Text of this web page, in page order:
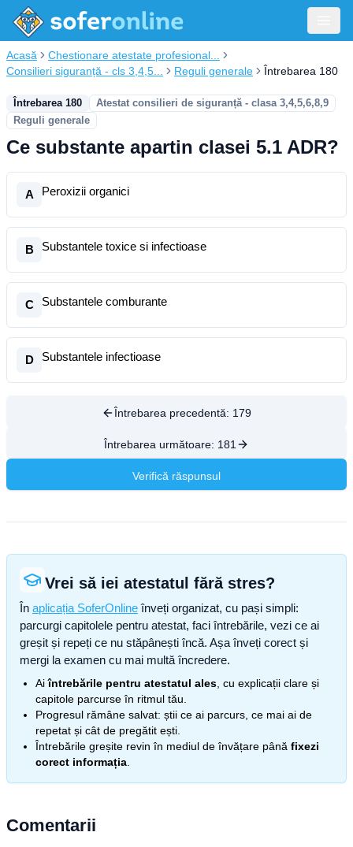
Acasă
Chestionare atestate profesional...
Consilieri siguranță - cls 3,4,5...
Reguli generale Întrebarea 180
Întrebarea 180
Atestat consilieri de siguranță - clasa 3,4,5,6,8,9
Reguli generale
Ce substante apartin clasei 5.1 ADR?
A Peroxizii organici
B Substantele toxice si infectioase
C Substantele comburante
D Substantele infectioase
Întrebarea precedentă: 179
Întrebarea următoare: 181
Verifică răspunsul
Vrei să iei atestatul fără stres?
În aplicația SoferOnline înveți organizat, cu pași simpli:
parcurgi capitolele pentru atestat, faci întrebările, vezi ce ai
greșit și repeți ce nu stăpânești încă. Așa înveți corect și
mergi la examen cu mai multă încredere.
Aiîntrebările pentru atestatul ales , cu explicații clare și
capitole parcurse în ritmul tău.
Progresul rămâne salvat: știi ce ai parcurs, ce mai ai de
repetat și cât de pregătit ești.
Întrebările greșite revin în mediul de învățare până fixezi
corect informația
Comentarii